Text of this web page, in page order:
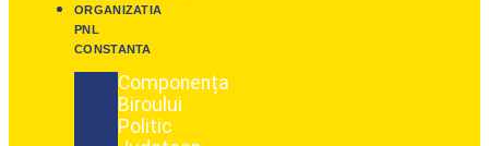
ORGANIZATIA
PNL
CONSTANTA
Componența
Biroului
Politic